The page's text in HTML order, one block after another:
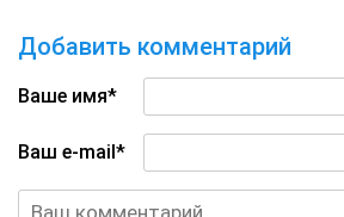
Добавить комментарий
Ваше имя*
Ваш e-mail*